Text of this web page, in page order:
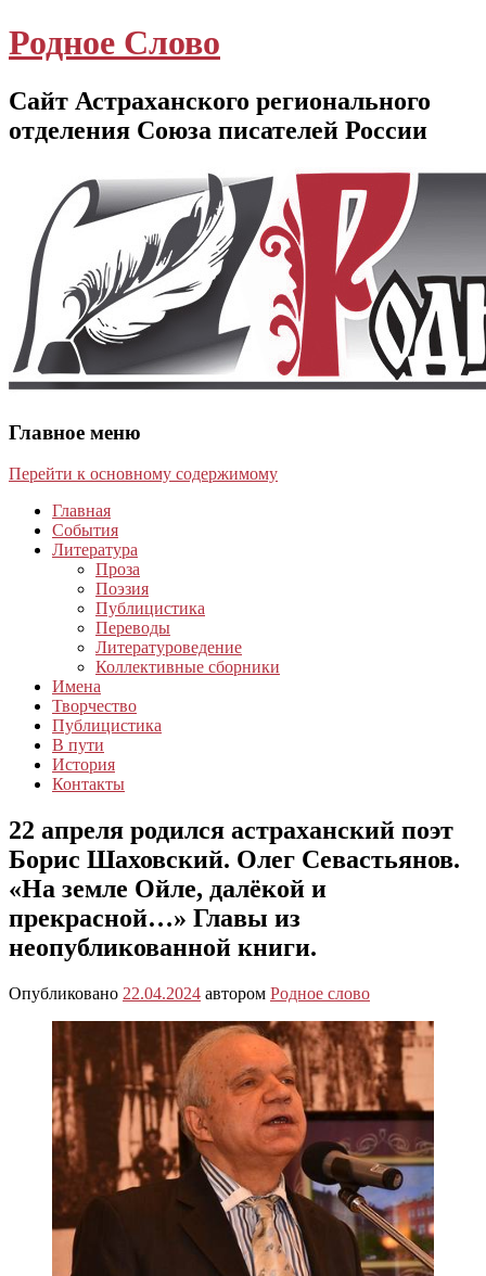
Родное Слово
Сайт Астраханского регионального
отделения Союза писателей России
Главное меню
Перейти к основному содержимому
Главная
События
Литература
Проза
Поэзия
Публицистика
Переводы
Литературоведение
Коллективные сборники
Имена
Творчество
Публицистика
В пути
История
Контакты
22 апреля родился астраханский поэт
Борис Шаховский. Олег Севастьянов.
«На земле Ойле, далёкой и
прекрасной…» Главы из
неопубликованной книги.
Опубликовано 22.04.2024 автором Родное слово